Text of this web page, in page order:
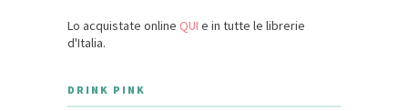
Lo acquistate online QUI e in tutte le librerie
d'Italia.
DRINK PINK